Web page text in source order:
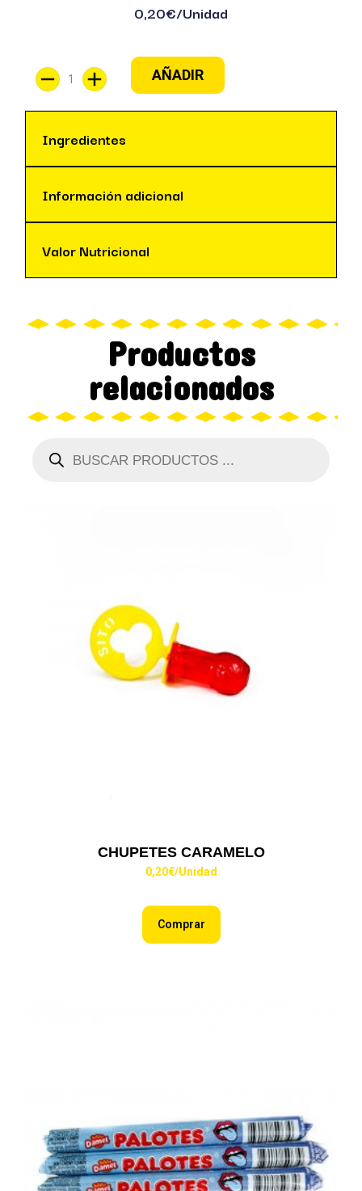
0,20€/Unidad
AÑADIR
Ingredientes
Información adicional
Valor Nutricional
Productos
relacionados
CHUPETES CARAMELO
0,20€/Unidad
Comprar